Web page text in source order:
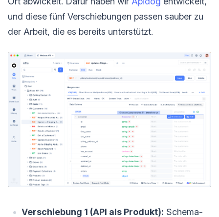
und diese fünf Verschiebungen passen sauber zu
der Arbeit, die es bereits unterstützt.
Verschiebung 1 (API als Produkt): Schema-